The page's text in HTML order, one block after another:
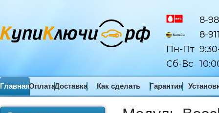
ГлавнаяОплатаДоставка Как сделать Гарантия
8-
8-
Пн-Пт
Сб-Вс